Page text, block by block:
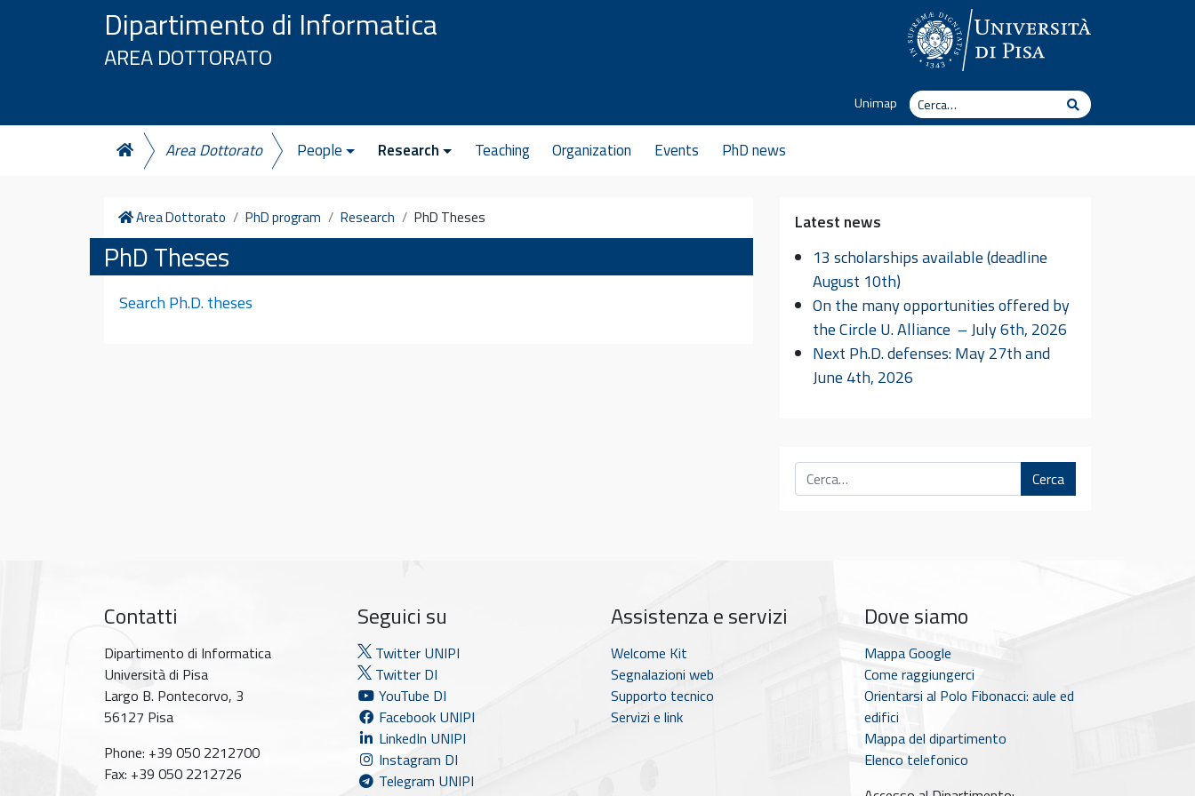
Vai al contenutoDipartimento di Informatica
AREA DOTTORATO
Unimap
Cerca
Cerca
Area Dottorato People Research Teaching Organization Events PhD news
Home
Area Dottorato PhD program Research PhD Theses
PhD Theses
Search Ph.D. theses
Latest news
13 scholarships available (deadline
August 10th)
On the many opportunities offered by
the Circle U. Alliance – July 6th, 2026
Next Ph.D. defenses: May 27th and
June 4th, 2026
Cerca
Contatti
Dipartimento di Informatica
Università di Pisa
Largo B. Pontecorvo, 3
56127 Pisa
Phone: +39 050 2212700
Fax: +39 050 2212726
Seguici su
Twitter UNIPI
Twitter DI
YouTube DI
Facebook UNIPI
LinkedIn UNIPI
Instagram DI
Telegram UNIPI
Assistenza e servizi
Welcome Kit
Segnalazioni web
Supporto tecnico
Servizi e link
Dove siamo
Mappa Google
Come raggiungerci
Orientarsi al Polo Fibonacci: aule ed
edifici
Mappa del dipartimento
Elenco telefonico